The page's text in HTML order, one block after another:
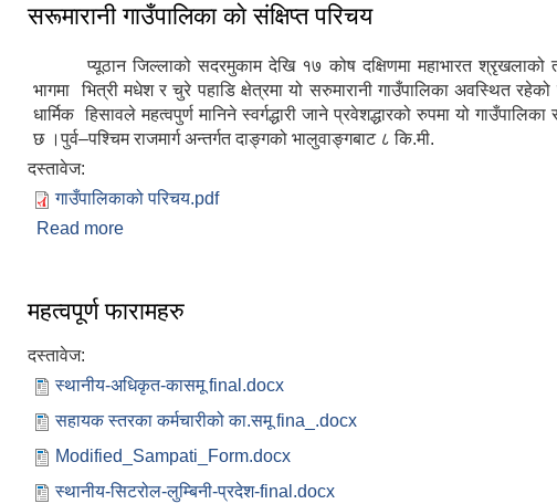
सरूमारानी गाउँपालिका काे संक्षिप्त परिचय
प्यूठान जिल्लाको सदरमुकाम देखि १७ कोष दक्षिणमा महाभारत श्रृखलाको
भागमा भित्री मधेश र चुरे पहाडि क्षेत्रमा यो सरुमारानी गाउँपालिका अवस्थित
धार्मिक हिसावले महत्वपुर्ण मानिने स्वर्गद्धारी जाने प्रवेशद्धारको रुपमा यो गाउँपालिका
छ ।पुर्व–पश्चिम राजमार्ग अन्तर्गत दाङ्गको भालुवाङ्गबाट ८ कि.मी.
दस्तावेज:
गाउँपालिकाको परिचय.pdf
Read more
महत्वपूर्ण फारामहरु
दस्तावेज:
स्थानीय-अधिकृत-कासमू final.docx
सहायक स्तरका कर्मचारीको का.समू fina_.docx
Modified_Sampati_Form.docx
स्थानीय-सिटरोल-लुम्बिनी-प्रदेश-final.docx